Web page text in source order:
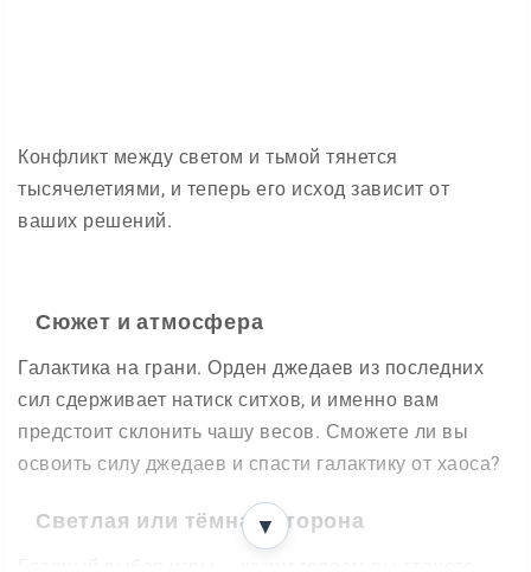
Конфликт между светом и тьмой тянется
тысячелетиями, и теперь его исход зависит от
ваших решений.
Сюжет и атмосфера
Галактика на грани. Орден джедаев из последних
сил сдерживает натиск ситхов, и именно вам
предстоит склонить чашу весов. Сможете ли вы
освоить силу джедаев и спасти галактику от хаоса?
Светлая или тёмная сторона
▼